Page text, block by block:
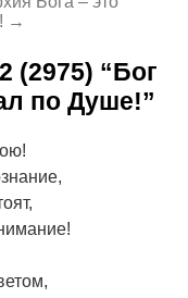
→
(2975) “Бог
по Душе!”